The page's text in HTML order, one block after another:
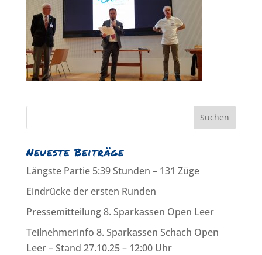
Neueste Beiträge
Längste Partie 5:39 Stunden – 131 Züge
Eindrücke der ersten Runden
Pressemitteilung 8. Sparkassen Open Leer
Teilnehmerinfo 8. Sparkassen Schach Open
Leer – Stand 27.10.25 – 12:00 Uhr